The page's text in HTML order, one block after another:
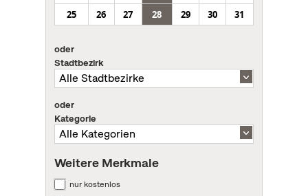
25
26 27 28 29 30 31
oder
Stadtbezirk
oder
Kategorie
Weitere Merkmale
nur kostenlos